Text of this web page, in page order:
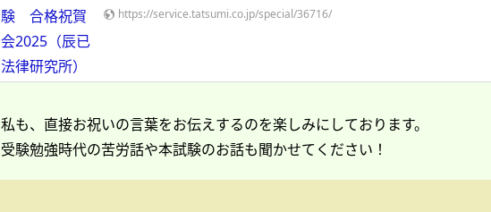
https://service.tatsumi.co.jp/special/36716/
私も、直接お祝いの言葉をお伝えするのを楽しみにしております。
受験勉強時代の苦労話や本試験のお話も聞かせてください！